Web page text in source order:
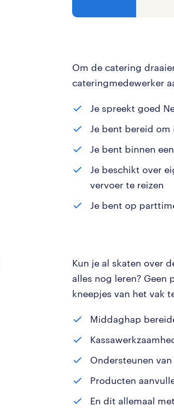
Om de catering
cateringmedewerker
Je spreekt goed
Je bent bereid om
Je bent binnen
Je beschikt over
vervoer te reizen
Je bent op
Kun je al skaten over
alles nog leren? Geen
kneepjes van het vak
Middaghap
Ondersteunen
Producten
En dit allemaal